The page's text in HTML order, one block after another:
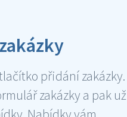
přidání zakázky.
zakázky a pak už